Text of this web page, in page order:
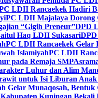
LDII Rancaekek Hadiri
PC LDII Majalaya Dorong
“Gigih Preneur”DPD
Haq LDII Sukasari
PC LDII Rancaekek Gelar
IslamiyahPC LDII
pada Remaja SMP
Luhur dan Alim
untuk Isi Liburan Anak
Gelar Munaqosah, Bentuk
Kuningan Bekali